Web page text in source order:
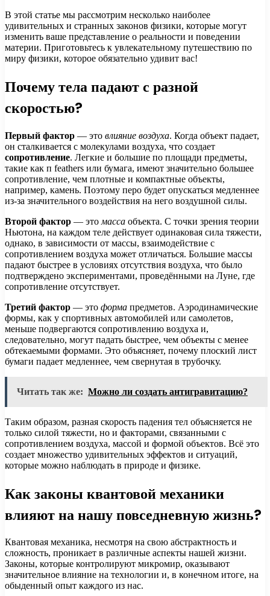
В этой статье мы рассмотрим несколько наиболее
удивительных и странных законов физики, которые могут
изменить ваше представление о реальности и поведении
материи. Приготовьтесь к увлекательному путешествию по
миру физики, которое обязательно удивит вас!
Почему тела падают с разной
скоростью?
Первый фактор — это влияние воздуха. Когда объект падает,
он сталкивается с молекулами воздуха, что создает
сопротивление. Легкие и большие по площади предметы,
такие как п feathers или бумага, имеют значительно большее
сопротивление, чем плотные и компактные объекты,
например, камень. Поэтому перо будет опускаться медленнее
из-за значительного воздействия на него воздушной силы.
Второй фактор — это масса объекта. С точки зрения теории
Ньютона, на каждом теле действует одинаковая сила тяжести,
однако, в зависимости от массы, взаимодействие с
сопротивлением воздуха может отличаться. Большие массы
падают быстрее в условиях отсутствия воздуха, что было
подтверждено экспериментами, проведёнными на Луне, где
сопротивление отсутствует.
Третий фактор — это форма предметов. Аэродинамические
формы, как у спортивных автомобилей или самолетов,
меньше подвергаются сопротивлению воздуха и,
следовательно, могут падать быстрее, чем объекты с менее
обтекаемыми формами. Это объясняет, почему плоский лист
бумаги падает медленнее, чем свернутая в трубочку.
Читать так же: Можно ли создать антигравитацию?
Таким образом, разная скорость падения тел объясняется не
только силой тяжести, но и факторами, связанными с
сопротивлением воздуха, массой и формой объектов. Всё это
создает множество удивительных эффектов и ситуаций,
которые можно наблюдать в природе и физике.
Как законы квантовой механики
влияют на нашу повседневную жизнь?
Квантовая механика, несмотря на свою абстрактность и
сложность, проникает в различные аспекты нашей жизни.
Законы, которые контролируют микромир, оказывают
значительное влияние на технологии и, в конечном итоге, на
обыденный опыт каждого из нас.